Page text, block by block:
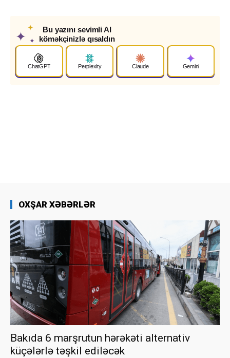
✦
✦
✦
Bu yazını sevimli AI
köməkçinizlə qısaldın
ChatGPT Perplexity Claude Gemini
OXŞAR XƏBƏRLƏR
Bakıda 6 marşrutun hərəkəti alternativ
küçələrlə təşkil ediləcək